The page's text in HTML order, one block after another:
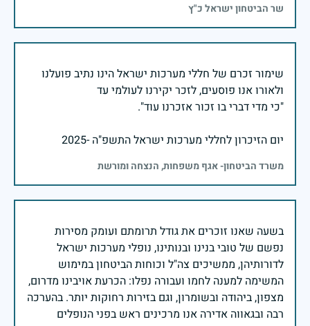
שר הביטחון ישראל כ"ץ
שימור זכרם של חללי מערכות ישראל הינו נתיב פועלנו
יום הזיכרון לחללי מערכות ישראל התשפ"ה -2025
משרד הביטחון- אגף משפחות, הנצחה ומורשת
בשעה שאנו זוכרים את גודל תרומתם ועומק מסירות
נפשם של טובי בנינו ובנותינו, נופלי מערכות ישראל
לדורותיהן, ממשיכים צה"ל וכוחות הביטחון במימוש
המשימה למענה לחמו ועבורה נפלו: הכרעת אויבינו מדרום,
מצפון, ביהודה ובשומרון, וגם בזירות רחוקות יותר. בהערכה
רבה ובגאווה אדירה אנו מרכינים ראש בפני הנופלים